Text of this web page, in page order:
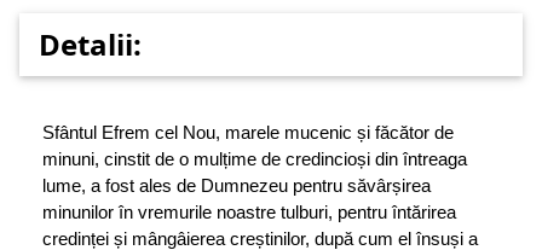
Detalii:
Sfântul Efrem cel Nou, marele mucenic și făcător de
minuni, cinstit de o mulțime de credincioși din întreaga
lume, a fost ales de Dumnezeu pentru săvârșirea
minunilor în vremurile noastre tulburi, pentru întărirea
credinței și mângâierea creștinilor, după cum el însuși a